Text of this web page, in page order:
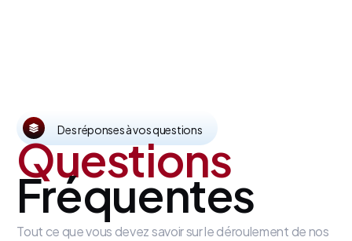
Des réponses à vos questions
Questions
Fréquentes
Tout ce que vous devez savoir sur le déroulement de nos